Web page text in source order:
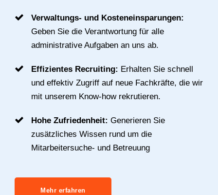
Verwaltungs- und Kosteneinsparungen:
Geben Sie die Verantwortung für alle
administrative Aufgaben an uns ab.
Effizientes Recruiting: Erhalten Sie schnell
und effektiv Zugriff auf neue Fachkräfte, die wir
mit unserem Know-how rekrutieren.
Hohe Zufriedenheit: Generieren Sie
zusätzliches Wissen rund um die
Mitarbeitersuche- und Betreuung
Mehr erfahren